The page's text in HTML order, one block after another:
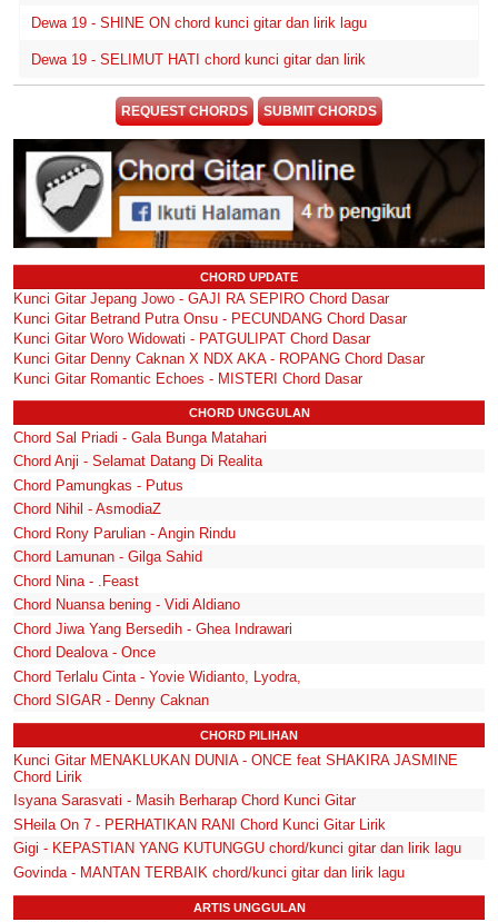
Dewa 19 - SHINE ON chord kunci gitar dan lirik lagu
Dewa 19 - SELIMUT HATI chord kunci gitar dan lirik
REQUEST CHORDS SUBMIT CHORDS
CHORD UPDATE
Kunci Gitar Jepang Jowo - GAJI RA SEPIRO Chord Dasar
Kunci Gitar Betrand Putra Onsu - PECUNDANG Chord Dasar
Kunci Gitar Woro Widowati - PATGULIPAT Chord Dasar
Kunci Gitar Denny Caknan X NDX AKA - ROPANG Chord Dasar
Kunci Gitar Romantic Echoes - MISTERI Chord Dasar
CHORD UNGGULAN
Chord Sal Priadi - Gala Bunga Matahari
Chord Anji - Selamat Datang Di Realita
Chord Pamungkas - Putus
Chord Nihil - AsmodiaZ
Chord Rony Parulian - Angin Rindu
Chord Lamunan - Gilga Sahid
Chord Nina - .Feast
Chord Nuansa bening - Vidi Aldiano
Chord Jiwa Yang Bersedih - Ghea Indrawari
Chord Dealova - Once
Chord Terlalu Cinta - Yovie Widianto, Lyodra,
Chord SIGAR - Denny Caknan
CHORD PILIHAN
Kunci Gitar MENAKLUKAN DUNIA - ONCE feat SHAKIRA JASMINE
Chord Lirik
Isyana Sarasvati - Masih Berharap Chord Kunci Gitar
SHeila On 7 - PERHATIKAN RANI Chord Kunci Gitar Lirik
Gigi - KEPASTIAN YANG KUTUNGGU chord/kunci gitar dan lirik lagu
Govinda - MANTAN TERBAIK chord/kunci gitar dan lirik lagu
ARTIS UNGGULAN